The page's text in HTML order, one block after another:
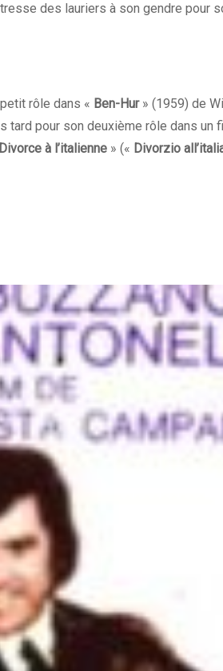
des lauriers à son gendre pour
rôle dans « Ben-Hur» (1959) de
tard pour son deuxième rôle dans
Divorce à l’italienne » (« Divorzio